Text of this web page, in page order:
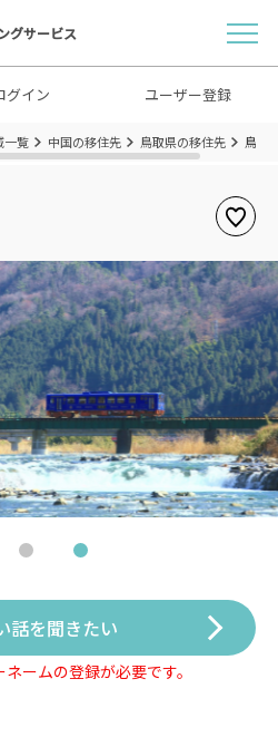
グサービス
グイン ユーザー登録
一覧 中国の移住先 鳥取県の移住先 鳥取
話を聞きたい
ームの登録が必要です。